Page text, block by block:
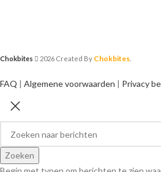
Chokbites 2026 Created By Chokbites
FAQ | Algemene voorwaarden | Privacy
Zoeken